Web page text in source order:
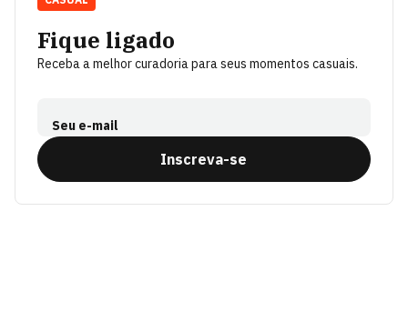
Fique ligado
Receba a melhor curadoria para seus momentos casuais.
Seu e-mail
Inscreva-se